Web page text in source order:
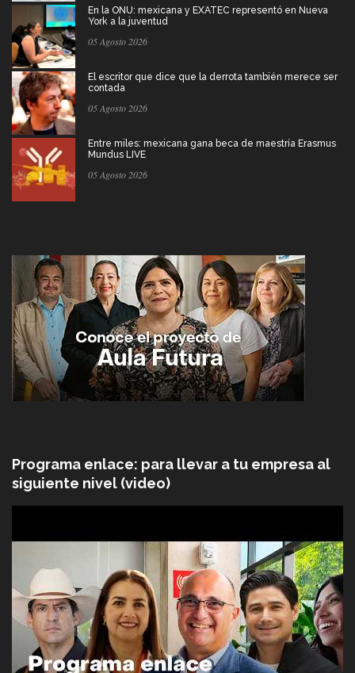
En la ONU: mexicana y EXATEC representó en Nueva
York a la juventud
05 Agosto 2026
El escritor que dice que la derrota también merece ser
contada
05 Agosto 2026
Entre miles: mexicana gana beca de maestría Erasmus
Mundus LIVE
05 Agosto 2026
Programa enlace: para llevar a tu empresa al
siguiente nivel (video)